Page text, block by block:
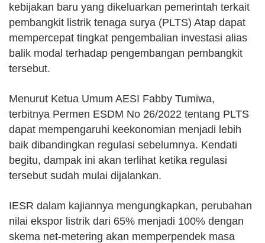
kebijakan baru yang dikeluarkan pemerintah terkait
pembangkit listrik tenaga surya (PLTS) Atap dapat
mempercepat tingkat pengembalian investasi alias
balik modal terhadap pengembangan pembangkit
tersebut.
Menurut Ketua Umum AESI Fabby Tumiwa,
terbitnya Permen ESDM No 26/2022 tentang PLTS
dapat mempengaruhi keekonomian menjadi lebih
baik dibandingkan regulasi sebelumnya. Kendati
begitu, dampak ini akan terlihat ketika regulasi
tersebut sudah mulai dijalankan.
IESR dalam kajiannya mengungkapkan, perubahan
nilai ekspor listrik dari 65% menjadi 100% dengan
skema net-metering akan memperpendek masa